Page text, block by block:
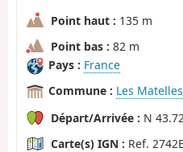
Point haut : 135 m
Point bas : 82 m
Pays : France
Commune : Les Matelles
Départ/Arrivée : N
Carte(s) IGN : Ref.